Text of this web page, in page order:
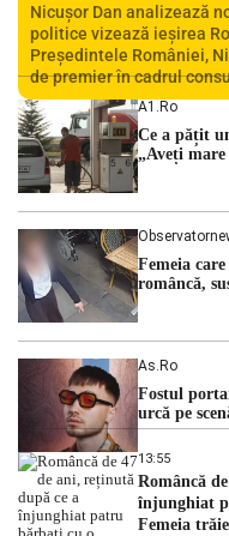
Nicușor Dan analizează
politice vizează ieșirea
Președintele României,
de premier în cadrul
Ciucu vorbește despre
despre posibilitatea a
analizează noi variante
A1.ro
Ce a pățit
„Aveți
Femeia
româncă,
As.ro
Fostul
urcă pe
13:55
Româncă
înjunghiat
Femeia